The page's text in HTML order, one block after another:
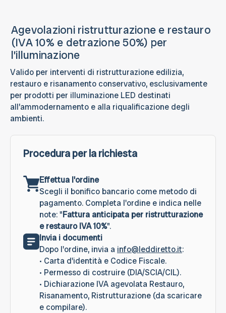
Agevolazioni ristrutturazione e restauro
(IVA 10% e detrazione 50%) per
l’illuminazione
Valido per interventi di ristrutturazione edilizia,
restauro e risanamento conservativo, esclusivamente
per prodotti per illuminazione LED destinati
all’ammodernamento e alla riqualificazione degli
ambienti.
Procedura per la richiesta
Effettua l'ordine
Scegli il bonifico bancario come metodo di
pagamento. Completa l'ordine e indica nelle
note: "Fattura anticipata per ristrutturazione
e restauro IVA 10%".
Invia i documenti
Dopo l'ordine, invia a info@leddiretto.it:
• Carta d'identità e Codice Fiscale.
• Permesso di costruire (DIA/SCIA/CIL).
• Dichiarazione IVA agevolata Restauro,
Risanamento, Ristrutturazione (da scaricare
e compilare).